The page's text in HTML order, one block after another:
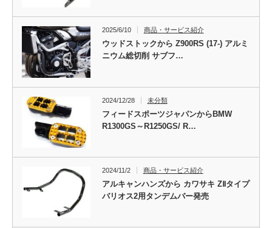
2025/6/10 商品・サービス紹介
ウッドストックから Z900RS (17-) アルミ
ニウム総切削 サブフ…
2024/12/28 未分類
フィードスポーツジャパンからBMW
R1300GS～R1250GS/ R…
2024/11/2 商品・サービス紹介
アルキャンハンズから カワサキ ZⅡタイプ
バリオス2用タンデムバー発売